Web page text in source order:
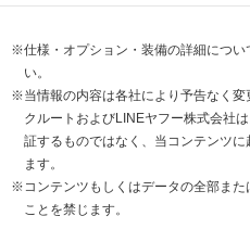
※仕様・オプション・装備の詳細につい
い。
※当情報の内容は各社により予告なく変
クルートおよびLINEヤフー株式会社
証するものではなく、当コンテンツ
ます。
※コンテンツもしくはデータの全部ま
ことを禁じます。